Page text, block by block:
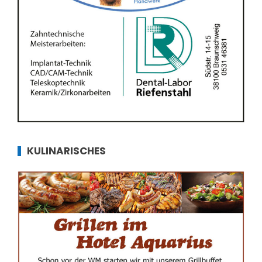
KULINARISCHES